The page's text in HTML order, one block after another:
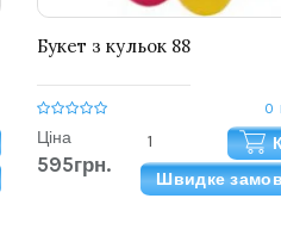
Букет з кульок 88
0
Ціна
595грн.
Швидке